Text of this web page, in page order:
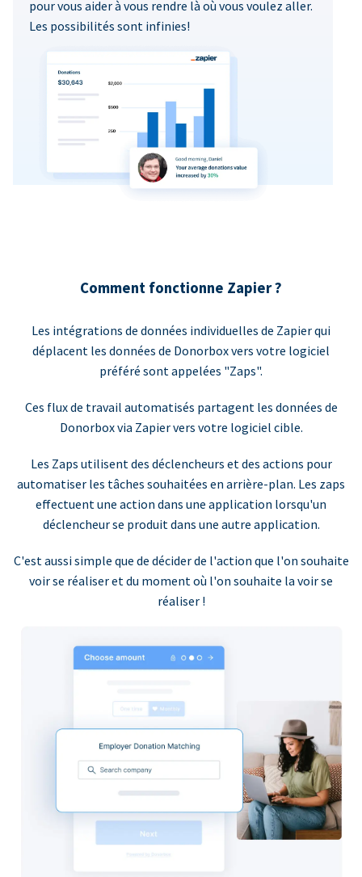
pour vous aider à vous rendre là où vous voulez aller.
Les possibilités sont infinies!
Comment fonctionne Zapier ?
Les intégrations de données individuelles de Zapier qui
déplacent les données de Donorbox vers votre logiciel
préféré sont appelées "Zaps".
Ces flux de travail automatisés partagent les données de
Donorbox via Zapier vers votre logiciel cible.
Les Zaps utilisent des déclencheurs et des actions pour
automatiser les tâches souhaitées en arrière-plan. Les zaps
effectuent une action dans une application lorsqu'un
déclencheur se produit dans une autre application.
C'est aussi simple que de décider de l'action que l'on souhaite
voir se réaliser et du moment où l'on souhaite la voir se
réaliser !